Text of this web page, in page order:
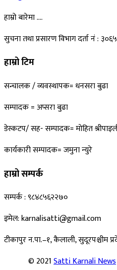
हाम्रो बारेमा ….
सुचना तथा प्रसारण विभाग दर्ता नं :
हाम्रो टिम
सन्चालक / व्यवस्थापक= धनसरा बुढा
सम्पादक = अप्सरा बुढा
डेस्कटप/ सह- सम्पादक= माेहित
कार्यकारी सम्पादक= जमुना न्युरे
हाम्रो सम्पर्क
सम्पर्क : ९८४८५६२२७०
इमेल: karnalisatti@gmail.com
टीकापुर न.पा.–१, कैलाली, सुदूरपश्चीम
© 2021Satti Karnali News